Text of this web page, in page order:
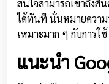
สนใจสามารถเข้าถึงสิ
ได้ทันที นั่นหมายความ
เหมาะมาก ๆ กับการใ
แนะนำ